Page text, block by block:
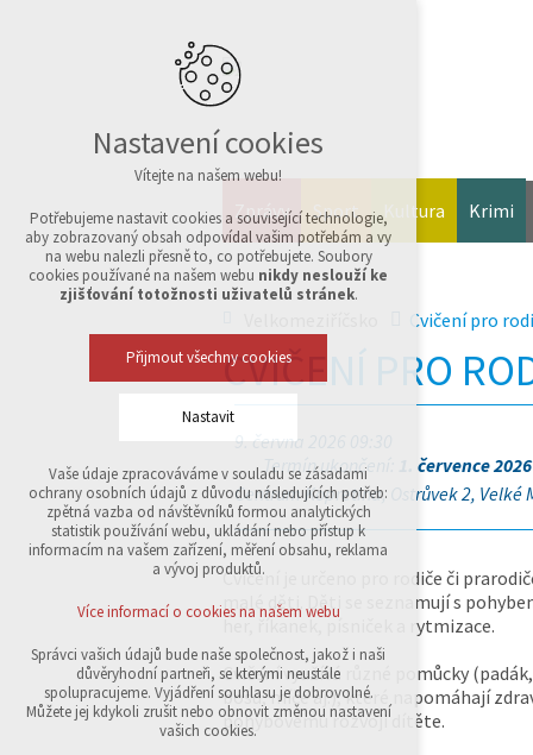
Zprávy Sport Kultura Krimi
Cvičení pro
CVIČENÍ PRO
9. června 2026 09:30
Termín ukončení:
1. července 2026
Centrum Kopretina, Ostrůvek 2, Velké
Cvičení je určeno pro rodiče či
malé děti. Děti se seznamují s
her, říkanek, písniček a rytmizace.
Cvičení využívá různé pomůcky
bosu, míče aj.), které napomáhají
pohybovému rozvoji dítěte.
Nastavení cookies
Vítejte na našem webu!
Potřebujeme nastavit cookies a související technologie,
aby zobrazovaný obsah odpovídal vašim potřebám a vy
na webu nalezli přesně to, co potřebujete. Soubory
cookies používané na našem webu nikdy neslouží ke
zjišťování totožnosti uživatelů stránek.
Přijmout všechny cookies
Nastavit
Technická cookies
nutná pro provozování webu
udržení kontextu stránek (session): případná
přihlášení, volby jazyka, apod.
analytická pro anonymizované vyhodnocení
návštěvnosti
marketingová cookies (Google,Sklik)
Více informací o cookies na našem webu
Vaše údaje zpracováváme v souladu se zásadami
ochrany osobních údajů z důvodu následujících potřeb:
zpětná vazba od návštěvníků formou analytických
statistik používání webu, ukládání nebo přístup k
informacím na vašem zařízení, měření obsahu, reklama
a vývoj produktů.
Více informací o cookies na našem webu
Správci vašich údajů bude naše společnost, jakož i naši
důvěryhodní partneři, se kterými neustále
spolupracujeme. Vyjádření souhlasu je dobrovolné.
Můžete jej kdykoli zrušit nebo obnovit změnou nastavení
vašich cookies.